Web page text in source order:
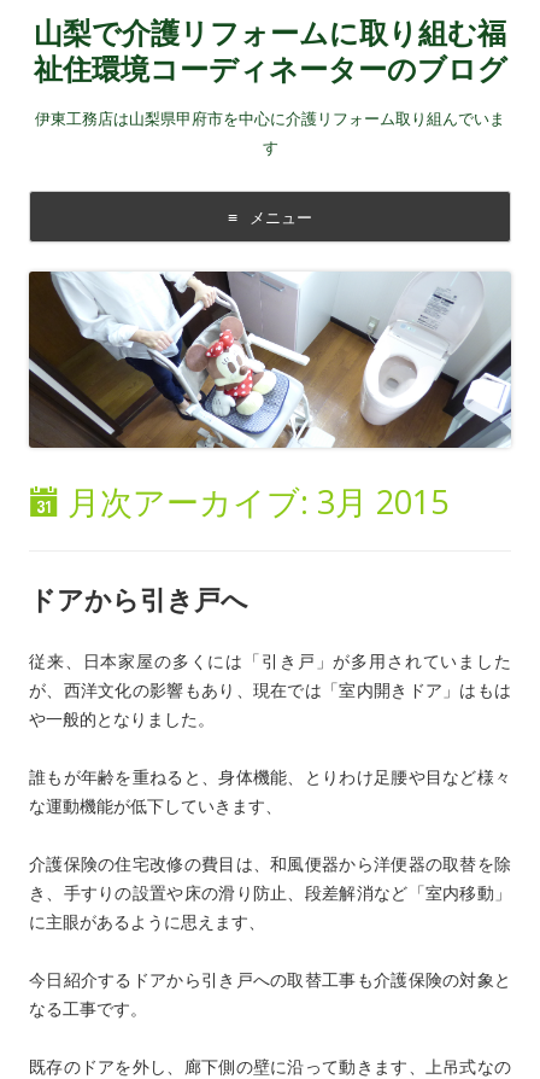
山梨で介護リフォームに取り組む福
祉住環境コーディネーターのブログ
伊東工務店は山梨県甲府市を中心に介護リフォーム取り組んでいま
す
メニュー
コンテンツに移動する
月次アーカイブ: 3月 2015
ドアから引き戸へ
従来、日本家屋の多くには「引き戸」が多用されていました
が、西洋文化の影響もあり、現在では「室内開きドア」はもは
や一般的となりました。
誰もが年齢を重ねると、身体機能、とりわけ足腰や目など様々
な運動機能が低下していきます、
介護保険の住宅改修の費目は、和風便器から洋便器の取替を除
き、手すりの設置や床の滑り防止、段差解消など「室内移動」
に主眼があるように思えます、
今日紹介するドアから引き戸への取替工事も介護保険の対象と
なる工事です。
既存のドアを外し、廊下側の壁に沿って動きます、上吊式なの